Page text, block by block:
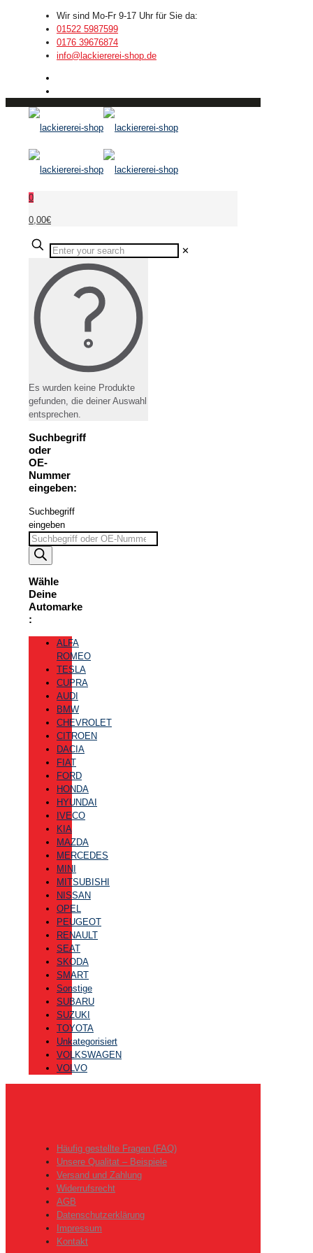
Wir sind Mo-Fr 9-17 Uhr für Sie da:
01522 5987599
0176 39676874
info@lackiererei-shop.de
0
0,00€
✕
Es wurden keine Produkte
gefunden, die deiner Auswahl
entsprechen.
Suchbegriff
oder
OE-
Nummer
eingeben:
Suchbegriff
eingeben
Wähle
Deine
Automarke
:
ALFA
ROMEO
TESLA
CUPRA
AUDI
BMW
CHEVROLET
CITROEN
DACIA
FIAT
FORD
HONDA
HYUNDAI
IVECO
KIA
MAZDA
MERCEDES
MINI
MITSUBISHI
NISSAN
OPEL
PEUGEOT
RENAULT
SEAT
SKODA
SMART
Sonstige
SUBARU
SUZUKI
TOYOTA
Unkategorisiert
VOLKSWAGEN
VOLVO
Häufig gestellte Fragen (FAQ)
Unsere Qualitat – Beispiele
Versand und Zahlung
Widerrufsrecht
AGB
Datenschutzerklärung
Impressum
Kontakt